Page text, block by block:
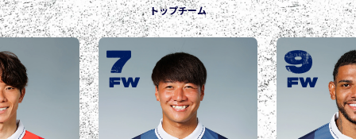
トップチーム
9
FW
城後 寿
JOGO Hisashi
10
FW